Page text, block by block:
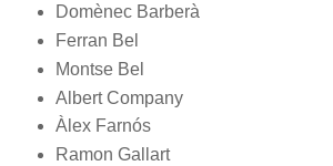
Domènec Barberà
Ferran Bel
Montse Bel
Albert Company
Àlex Farnós
Ramon Gallart